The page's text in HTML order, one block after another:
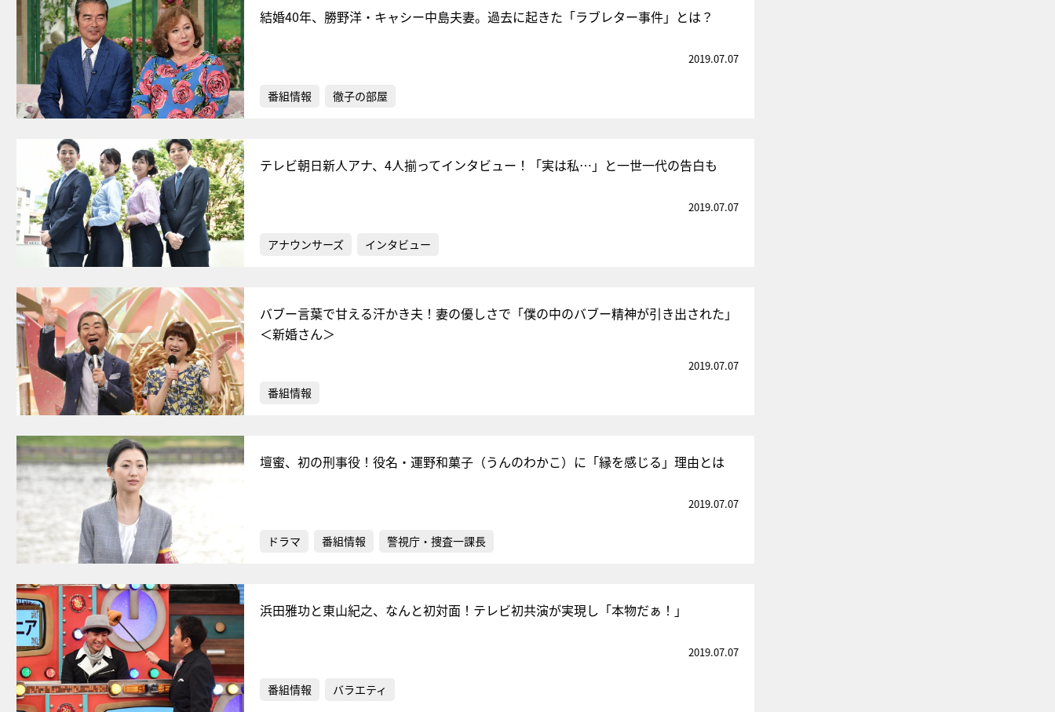
結婚40年、勝野洋・キャシー中島夫妻。過去に起きた「ラブレター事件」とは？
2019.07.07
番組情報 徹子の部屋
テレビ朝日新人アナ、4人揃ってインタビュー！「実は私…」と一世一代の告白も
2019.07.07
アナウンサーズ インタビュー
バブー言葉で甘える汗かき夫！妻の優しさで「僕の中のバブー精神が引き出された」
＜新婚さん＞
2019.07.07
番組情報
壇蜜、初の刑事役！役名・運野和菓子（うんのわかこ）に「縁を感じる」理由とは
2019.07.07
ドラマ 番組情報 警視庁・捜査一課長
浜田雅功と東山紀之、なんと初対面！テレビ初共演が実現し「本物だぁ！」
2019.07.07
番組情報 バラエティ